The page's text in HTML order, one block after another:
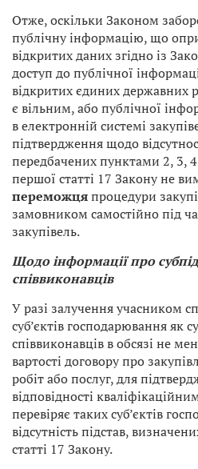
Отже, оскільки Законом
публічну інформацію, що
відкритих даних згідно із
доступ до публічної
відкритих єдиних державних
є вільним, або публічної
в електронній системі
підтвердження щодо
передбачених пунктами 2, 3,
першої статті 17 Закону не
переможцяпроцедури
замовником самостійно під
закупівель.
Щодо інформації про
співвиконавців
У разі залучення учасником
суб’єктів господарювання як
співвиконавців в обсязі не
вартості договору про
робіт або послуг, для
відповідності
перевіряє таких суб’єктів
відсутність підстав,
статті 17 Закону.